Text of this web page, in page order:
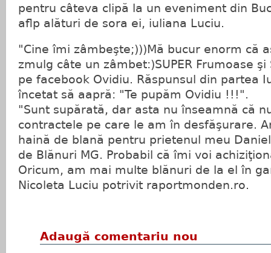
pentru câteva clipă la un eveniment din
aflp alături de sora ei, iuliana Luciu.
"Cine îmi zâmbeşte;)))Mă bucur enorm că
zmulg câte un zâmbet:)SUPER Frumoase şi
pe facebook Ovidiu. Răspunsul din partea
încetat să aapră: "Te pupăm Ovidiu !!!".
"Sunt supărată, dar asta nu înseamnă că
contractele pe care le am în desfăşurare.
haină de blană pentru prietenul meu
de Blănuri MG. Probabil că îmi voi
Oricum, am mai multe blănuri de la el în
Nicoleta Luciu potrivit raportmonden.ro.
Adaugă comentariu nou